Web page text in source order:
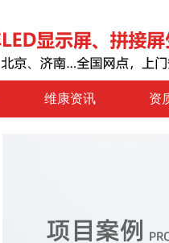
维康资讯 资